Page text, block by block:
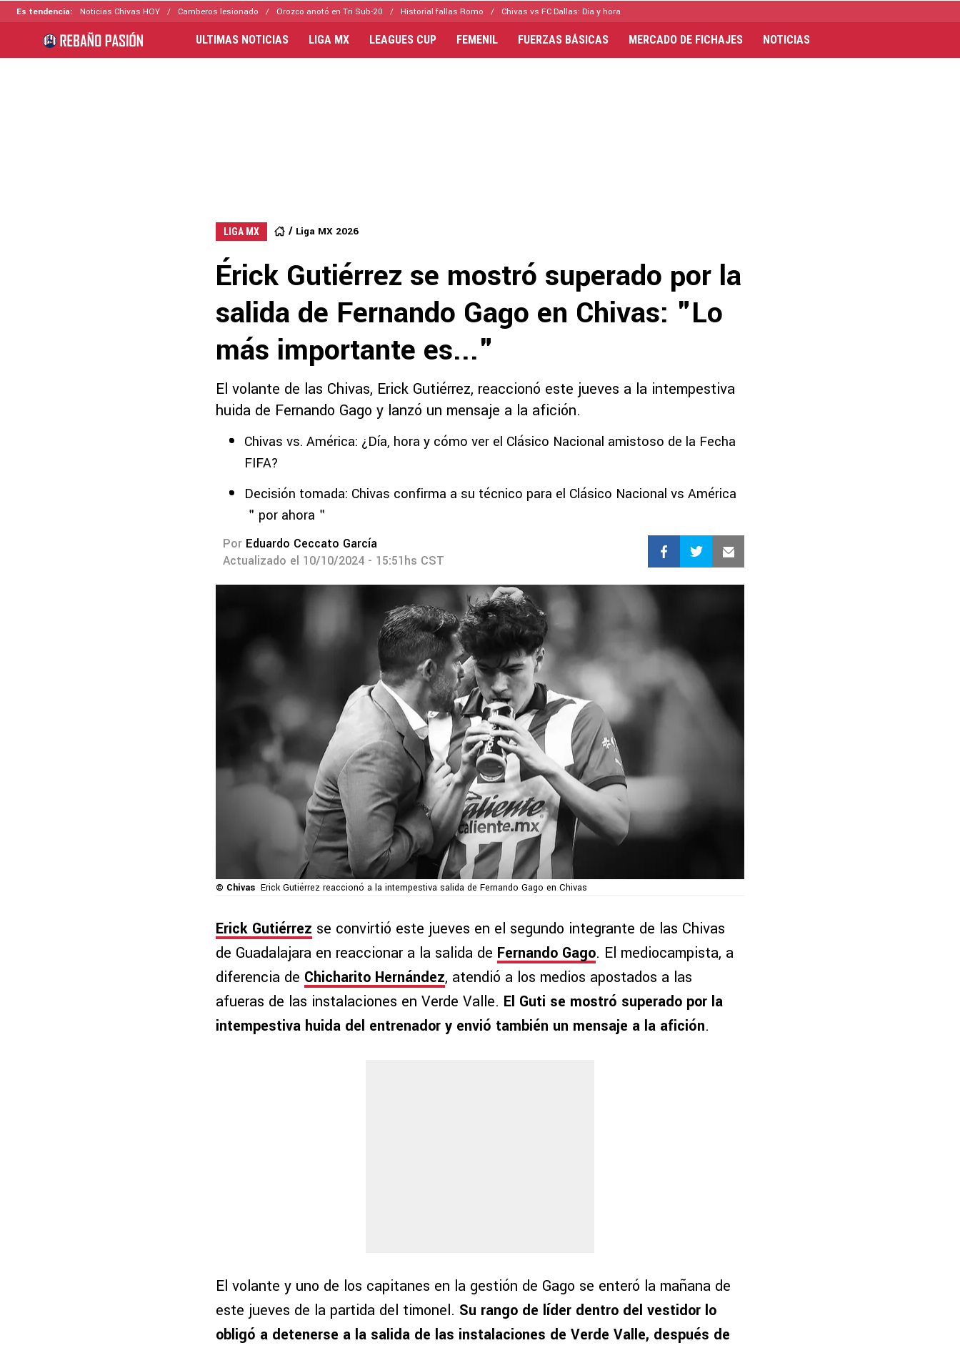
Es tendencia: Noticias Chivas HOY Camberos lesionado Orozco anotó en Tri Sub-20 Historial fallas Romo Chivas vs FC Dallas: Día y hora
ULTIMAS NOTICIAS LIGA MX LEAGUES CUP FEMENIL FUERZAS BÁSICAS MERCADO DE FICHAJES NOTICIAS
LIGA MX Liga MX 2026
Érick Gutiérrez se mostró superado por la
salida de Fernando Gago en Chivas: "Lo
más importante es..."
El volante de las Chivas, Erick Gutiérrez, reaccionó este jueves a la intempestiva
huida de Fernando Gago y lanzó un mensaje a la afición.
Chivas vs. América: ¿Día, hora y cómo ver el Clásico Nacional amistoso de la Fecha
FIFA?
Decisión tomada: Chivas confirma a su técnico para el Clásico Nacional vs América
＂por ahora＂
Por Eduardo Ceccato García
Actualizado el 10/10/2024 - 15:51hs CST
© Chivas Erick Gutiérrez reaccionó a la intempestiva salida de Fernando Gago en Chivas
Erick Gutiérrez se convirtió este jueves en el segundo integrante de las Chivas
de Guadalajara en reaccionar a la salida de Fernando Gago. El mediocampista, a
diferencia de Chicharito Hernández, atendió a los medios apostados a las
afueras de las instalaciones en Verde Valle. El Guti se mostró superado por la
intempestiva huida del entrenador y envió también un mensaje a la afición.
El volante y uno de los capitanes en la gestión de Gago se enteró la mañana de
este jueves de la partida del timonel. Su rango de líder dentro del vestidor lo
obligó a detenerse a la salida de las instalaciones de Verde Valle, después de